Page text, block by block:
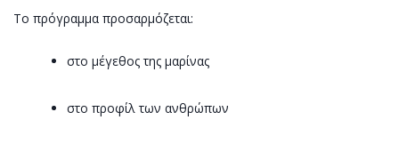
Το πρόγραμμα προσαρμόζεται:
στο μέγεθος της μαρίνας
στο προφίλ των ανθρώπων